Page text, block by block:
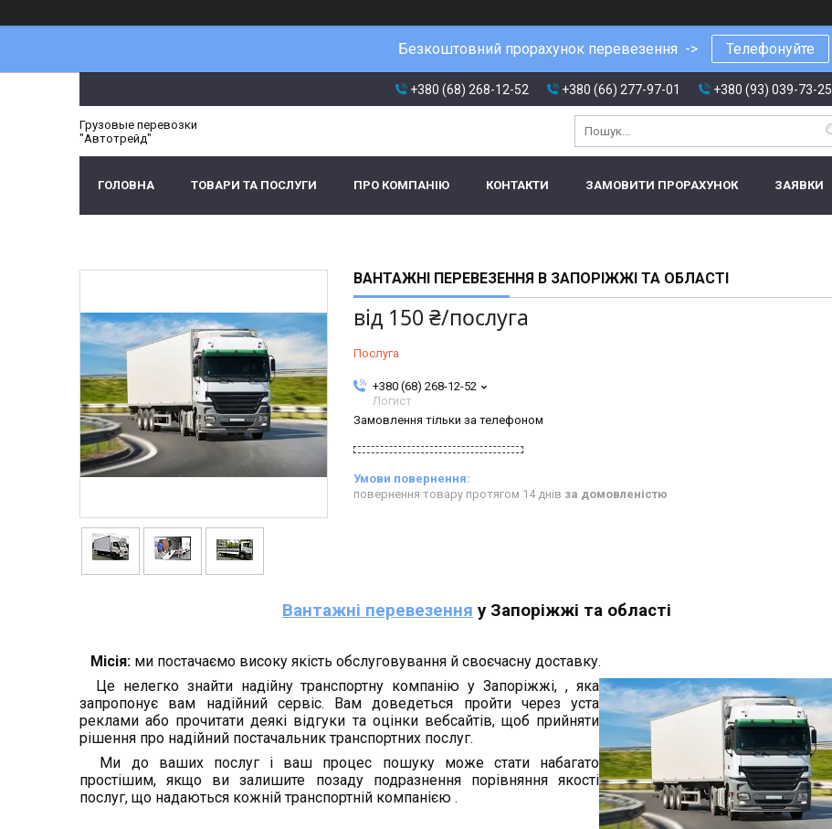
Безкоштовний прорахунок перевезення -> Телефонуйте
+380 (68) 268-12-52 +380 (66) 277-97-01 +380 (93) 039-73-25
Грузовые перевозки
"Автотрейд"
ГОЛОВНА ТОВАРИ ТА ПОСЛУГИ ПРО КОМПАНІЮ КОНТАКТИ ЗАМОВИТИ ПРОРАХУНОК ЗАЯВКИ
ВАНТАЖНІ ПЕРЕВЕЗЕННЯ В ЗАПОРІЖЖІ ТА ОБЛАСТІ
від 150 ₴/послуга
Послуга
+380 (68) 268-12-52
Логист
Замовлення тільки за телефоном
повернення товару протягом 14 днів за домовленістю
Вантажні перевезення у Запоріжжі та області
Місія: ми постачаємо високу якість обслуговування й своєчасну доставку.
Це нелегко знайти надійну транспортну компанію у Запоріжжі, , яка
запропонує вам надійний сервіс. Вам доведеться пройти через уста
реклами або прочитати деякі відгуки та оцінки вебсайтів, щоб прийняти
рішення про надійний постачальник транспортних послуг.
Ми до ваших послуг і ваш процес пошуку може стати набагато
простішим, якщо ви залишите позаду подразнення порівняння якості
послуг, що надаються кожній транспортній компанією .